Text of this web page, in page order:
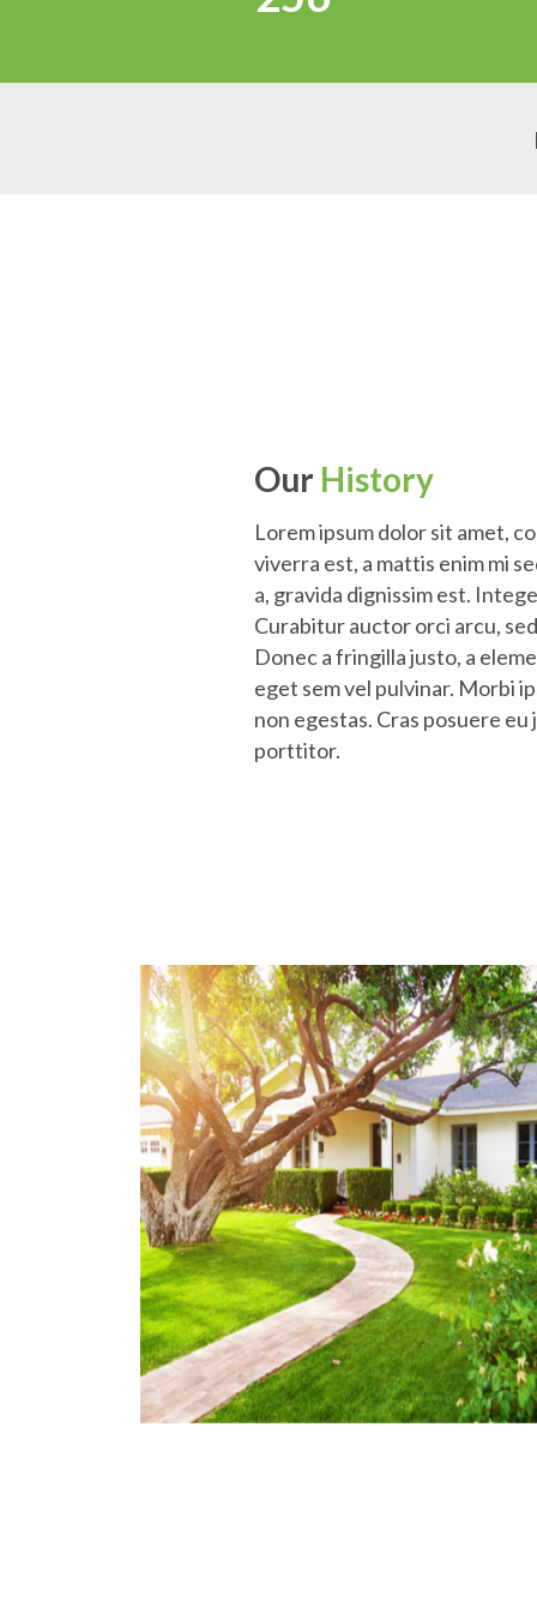
Our History
Lorem ipsum dolor sit amet,
viverra est, a mattis enim mi
a, gravida dignissim est.
Curabitur auctor orci arcu,
Donec a fringilla justo, a
eget sem vel pulvinar. Morbi
non egestas. Cras posuere
porttitor.